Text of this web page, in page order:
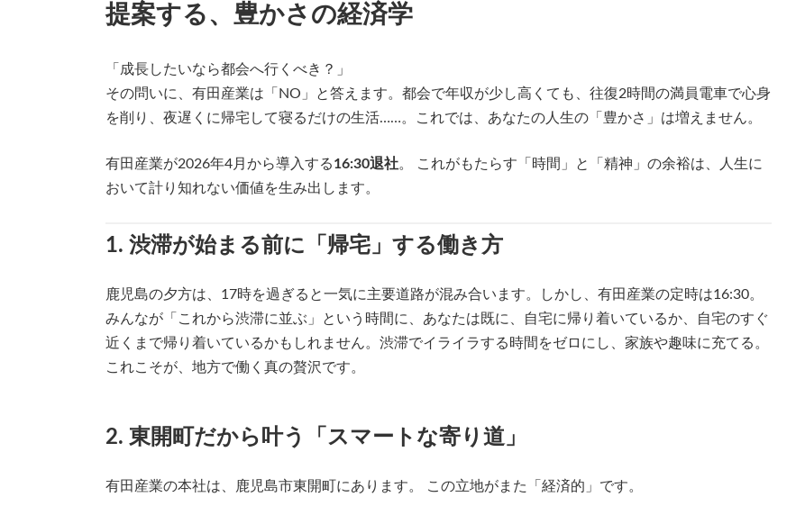
提案する、豊かさの経済学
「成長したいなら都会へ行くべき？」
その問いに、有田産業は「NO」と答えます。都会で年収が少し高くても、往復2時間の満員電車で心身
を削り、夜遅くに帰宅して寝るだけの生活……。これでは、あなたの人生の「豊かさ」は増えません。
有田産業が2026年4月から導入する16:30退社。 これがもたらす「時間」と「精神」の余裕は、人生に
おいて計り知れない価値を生み出します。
1. 渋滞が始まる前に「帰宅」する働き方
鹿児島の夕方は、17時を過ぎると一気に主要道路が混み合います。しかし、有田産業の定時は16:30。
みんなが「これから渋滞に並ぶ」という時間に、あなたは既に、自宅に帰り着いているか、自宅のすぐ
近くまで帰り着いているかもしれません。渋滞でイライラする時間をゼロにし、家族や趣味に充てる。
これこそが、地方で働く真の贅沢です。
2. 東開町だから叶う「スマートな寄り道」
有田産業の本社は、鹿児島市東開町にあります。 この立地がまた「経済的」です。